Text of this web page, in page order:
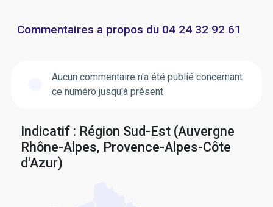
Commentaires a propos du 04 24 32 92 61
Aucun commentaire n'a été publié concernant
ce numéro jusqu'à présent
Indicatif : Région Sud-Est (Auvergne
Rhône-Alpes, Provence-Alpes-Côte
d'Azur)